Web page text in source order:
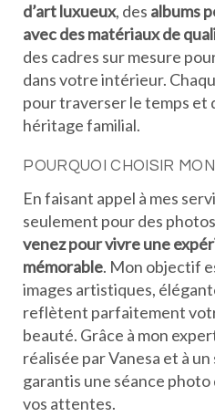
d’art luxueux, des albums
avec des matériaux de
des cadres sur mesure
dans votre intérieur.
pour traverser le temps et
héritage familial.
POURQUOI CHOISIR
En faisant appel à mes
seulement pour des
venez pour vivre une
mémorable. Mon objectif
images artistiques,
reflètent parfaitement
beauté. Grâce à mon
réalisée par Vanesa et à
garantis une séance
vos attentes.